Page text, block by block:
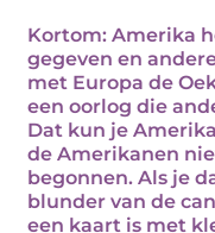
Kortom: Amerika
gegeven en
met Europa de
een oorlog die
Dat kun je
de Amerikanen
begonnen. Als je
blunder van de
een kaart is met